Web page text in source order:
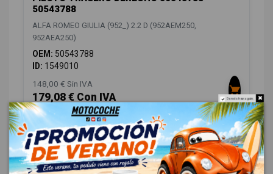
50543788
ALFA ROMEO GIULIA (952_) 2.2 D (952AEM250,
952AEA250)
OEM: 50543788
ID: 1549010
148,00 € Sin IVA
179,08 € Con IVA Do not show again.